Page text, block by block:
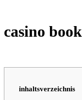
casino
inhaltsverzeichnis